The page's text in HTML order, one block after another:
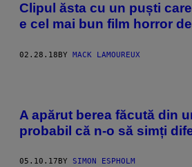
Clipul ăsta cu un puști
e cel mai bun film horror
02.28.18BY MACK LAMOUREUX
A apărut berea făcută din
probabil că n-o să simți
05.10.17 BY SIMON ESPHOLM